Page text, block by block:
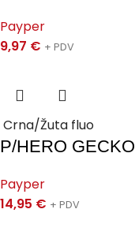
Payper
9,97 € + PDV
Crna/Žuta fluo
P/HERO GECKO
Payper
14,95 € + PDV